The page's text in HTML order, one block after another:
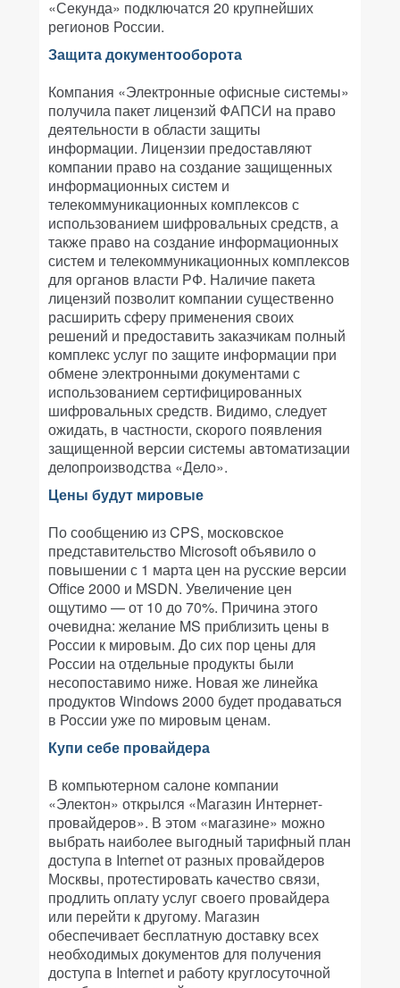
«Секунда» подключатся 20 крупнейших
регионов России.
Защита документооборота
Компания «Электронные офисные системы»
получила пакет лицензий ФАПСИ на право
деятельности в области защиты
информации. Лицензии предоставляют
компании право на создание защищенных
информационных систем и
телекоммуникационных комплексов с
использованием шифровальных средств, а
также право на создание информационных
систем и телекоммуникационных комплексов
для органов власти РФ. Наличие пакета
лицензий позволит компании существенно
расширить сферу применения своих
решений и предоставить заказчикам полный
комплекс услуг по защите информации при
обмене электронными документами с
использованием сертифицированных
шифровальных средств. Видимо, следует
ожидать, в частности, скорого появления
защищенной версии системы автоматизации
делопроизводства «Дело».
Цены будут мировые
По сообщению из CPS, московское
представительство Microsoft объявило о
повышении с 1 марта цен на русские версии
Office 2000 и MSDN. Увеличение цен
ощутимо — от 10 до 70%. Причина этого
очевидна: желание MS приблизить цены в
России к мировым. До сих пор цены для
России на отдельные продукты были
несопоставимо ниже. Новая же линейка
продуктов Windows 2000 будет продаваться
в России уже по мировым ценам.
Купи себе провайдера
В компьютерном салоне компании
«Электон» открылся «Магазин Интернет-
провайдеров». В этом «магазине» можно
выбрать наиболее выгодный тарифный план
доступа в Internet от разных провайдеров
Москвы, протестировать качество связи,
продлить оплату услуг своего провайдера
или перейти к другому. Магазин
обеспечивает бесплатную доставку всех
необходимых документов для получения
доступа в Internet и работу круглосуточной